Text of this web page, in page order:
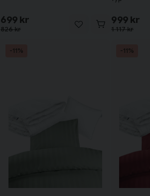
826 kr
699 kr
1 117 kr
999 kr
-11% -11%